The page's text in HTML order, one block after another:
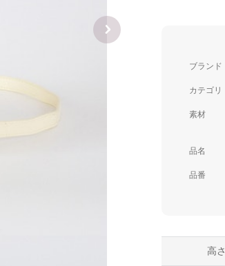
ブランド
カテゴリ
素材
品名
品番
高さ